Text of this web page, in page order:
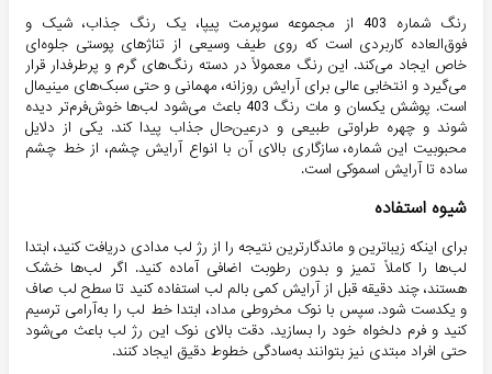
رنگ شماره 403 از مجموعه سوپرمت پیپا، یک رنگ جذاب، شیک و
فوق‌العاده کاربردی است که روی طیف وسیعی از تناژهای پوستی جلوه‌ای
خاص ایجاد می‌کند. این رنگ معمولاً در دسته رنگ‌های گرم و پرطرفدار قرار
می‌گیرد و انتخابی عالی برای آرایش روزانه، مهمانی و حتی سبک‌های مینیمال
است. پوشش یکسان و مات رنگ 403 باعث می‌شود لب‌ها خوش‌فرم‌تر دیده
شوند و چهره طراوتی طبیعی و درعین‌حال جذاب پیدا کند. یکی از دلایل
محبوبیت این شماره، سازگاری بالای آن با انواع آرایش چشم، از خط چشم
ساده تا آرایش اسموکی است.
شیوه استفاده
برای اینکه زیباترین و ماندگارترین نتیجه را از رژ لب مدادی دریافت کنید، ابتدا
لب‌ها را کاملاً تمیز و بدون رطوبت اضافی آماده کنید. اگر لب‌ها خشک
هستند، چند دقیقه قبل از آرایش کمی بالم لب استفاده کنید تا سطح لب صاف
و یکدست شود. سپس با نوک مخروطی مداد، ابتدا خط لب را به‌آرامی ترسیم
کنید و فرم دلخواه خود را بسازید. دقت بالای نوک این رژ لب باعث می‌شود
حتی افراد مبتدی نیز بتوانند به‌سادگی خطوط دقیق ایجاد کنند.